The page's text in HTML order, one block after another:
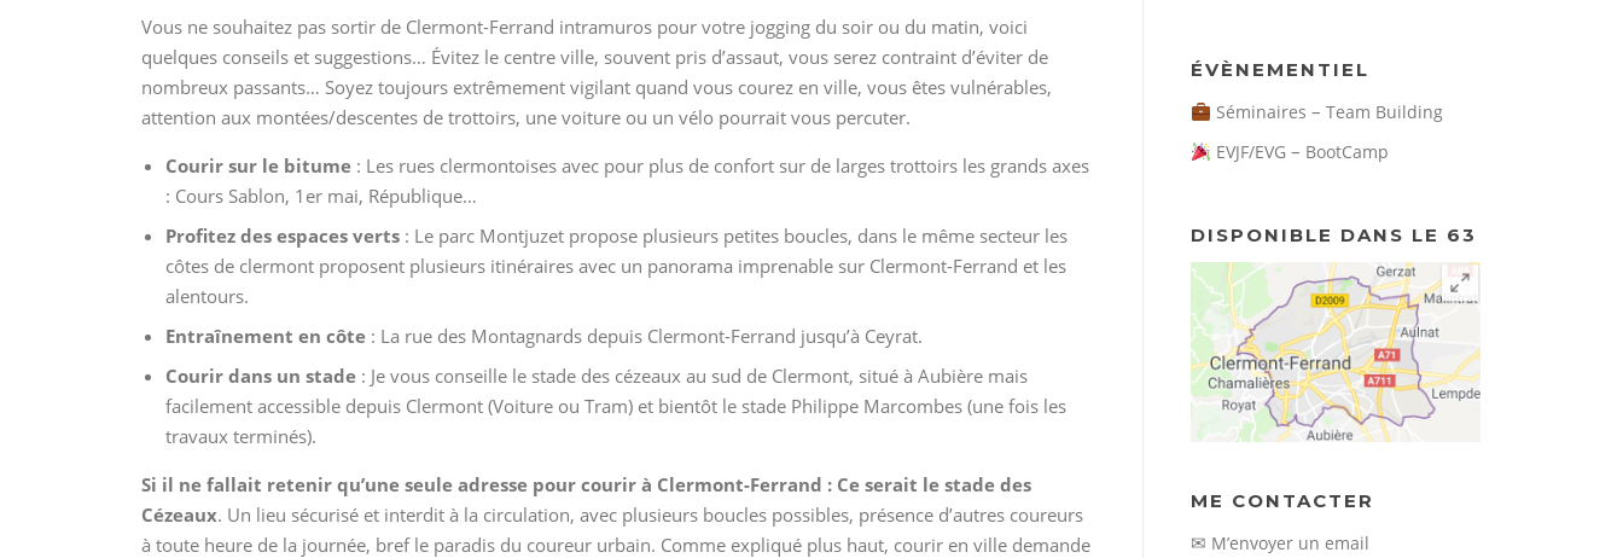
Vous ne souhaitez pas sortir de Clermont-Ferrand intramuros pour votre jogging du soir ou du matin, voici
quelques conseils et suggestions… Évitez le centre ville, souvent pris d’assaut, vous serez contraint d’éviter de
nombreux passants… Soyez toujours extrêmement vigilant quand vous courez en ville, vous êtes vulnérables,
attention aux montées/descentes de trottoirs, une voiture ou un vélo pourrait vous percuter.
Courir sur le bitume : Les rues clermontoises avec pour plus de confort sur de larges trottoirs les grands axes
: Cours Sablon, 1er mai, République…
Profitez des espaces verts : Le parc Montjuzet propose plusieurs petites boucles, dans le même secteur les
côtes de clermont proposent plusieurs itinéraires avec un panorama imprenable sur Clermont-Ferrand et les
alentours.
Entraînement en côte : La rue des Montagnards depuis Clermont-Ferrand jusqu’à Ceyrat.
Courir dans un stade : Je vous conseille le stade des cézeaux au sud de Clermont, situé à Aubière mais
facilement accessible depuis Clermont (Voiture ou Tram) et bientôt le stade Philippe Marcombes (une fois les
travaux terminés).
Si il ne fallait retenir qu’une seule adresse pour courir à Clermont-Ferrand : Ce serait le stade des
Cézeaux. Un lieu sécurisé et interdit à la circulation, avec plusieurs boucles possibles, présence d’autres coureurs
à toute heure de la journée, bref le paradis du coureur urbain. Comme expliqué plus haut, courir en ville demande
ÉVÈNEMENTIEL
Séminaires –Team Building
EVJF/EVG – BootCamp
DISPONIBLE DANS LE 63
ME CONTACTER
✉ M’envoyer un email